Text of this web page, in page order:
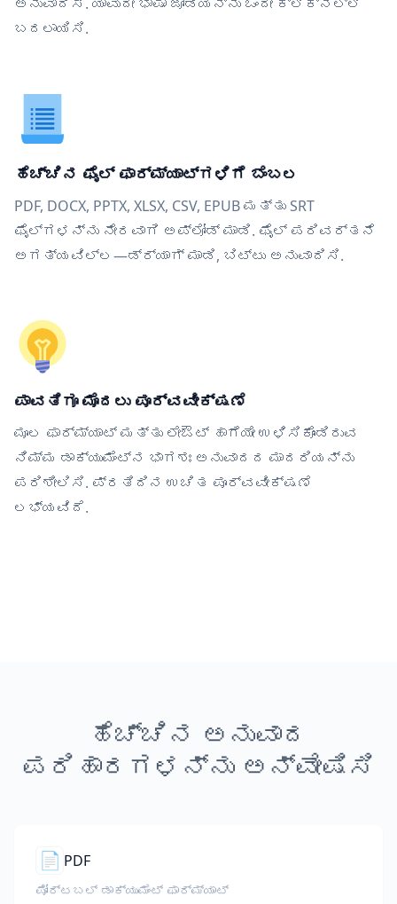
ಬದಲಾಯಿಸಿ.
ಹೆಚ್ಚಿನ ಫೈಲ್ ಫಾರ್ಮ್ಯಾಟ್‌ಗಳಿಗೆ ಬೆಂಬಲ
PDF, DOCX, PPTX, XLSX, CSV, EPUB ಮತ್ತು SRT
ಫೈಲ್‌ಗಳನ್ನು ನೇರವಾಗಿ ಅಪ್ಲೋಡ್ ಮಾಡಿ. ಫೈಲ್ ಪರಿವರ್ತನೆ
ಅಗತ್ಯವಿಲ್ಲ—ಡ್ರ್ಯಾಗ್ ಮಾಡಿ, ಬಿಟ್ಟು ಅನುವಾದಿಸಿ.
ಪಾವತಿಗೂ ಮೊದಲು ಪೂರ್ವವೀಕ್ಷಣೆ
ಮೂಲ ಫಾರ್ಮ್ಯಾಟ್ ಮತ್ತು ಲೇಔಟ್ ಹಾಗೆಯೇ ಉಳಿಸಿಕೊಂಡಿರುವ
ನಿಮ್ಮ ಡಾಕ್ಯುಮೆಂಟ್‌ನ ಭಾಗಶಃ ಅನುವಾದದ ಮಾದರಿಯನ್ನು
ಪರಿಶೀಲಿಸಿ. ಪ್ರತಿದಿನ ಉಚಿತ ಪೂರ್ವವೀಕ್ಷಣೆ
ಲಭ್ಯವಿದೆ.
ಹೆಚ್ಚಿನ ಅನುವಾದ
ಪರಿಹಾರಗಳನ್ನು ಅನ್ವೇಷಿಸಿ
📄 PDF
ಪೋರ್ಟಬಲ್ ಡಾಕ್ಯುಮೆಂಟ್ ಫಾರ್ಮ್ಯಾಟ್